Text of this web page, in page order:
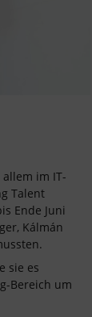
im IT-
Talent
Ende Juni
Kálmán
sie es
Bereich um